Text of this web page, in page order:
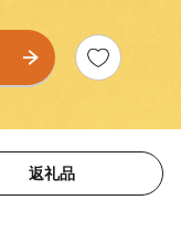
返礼品